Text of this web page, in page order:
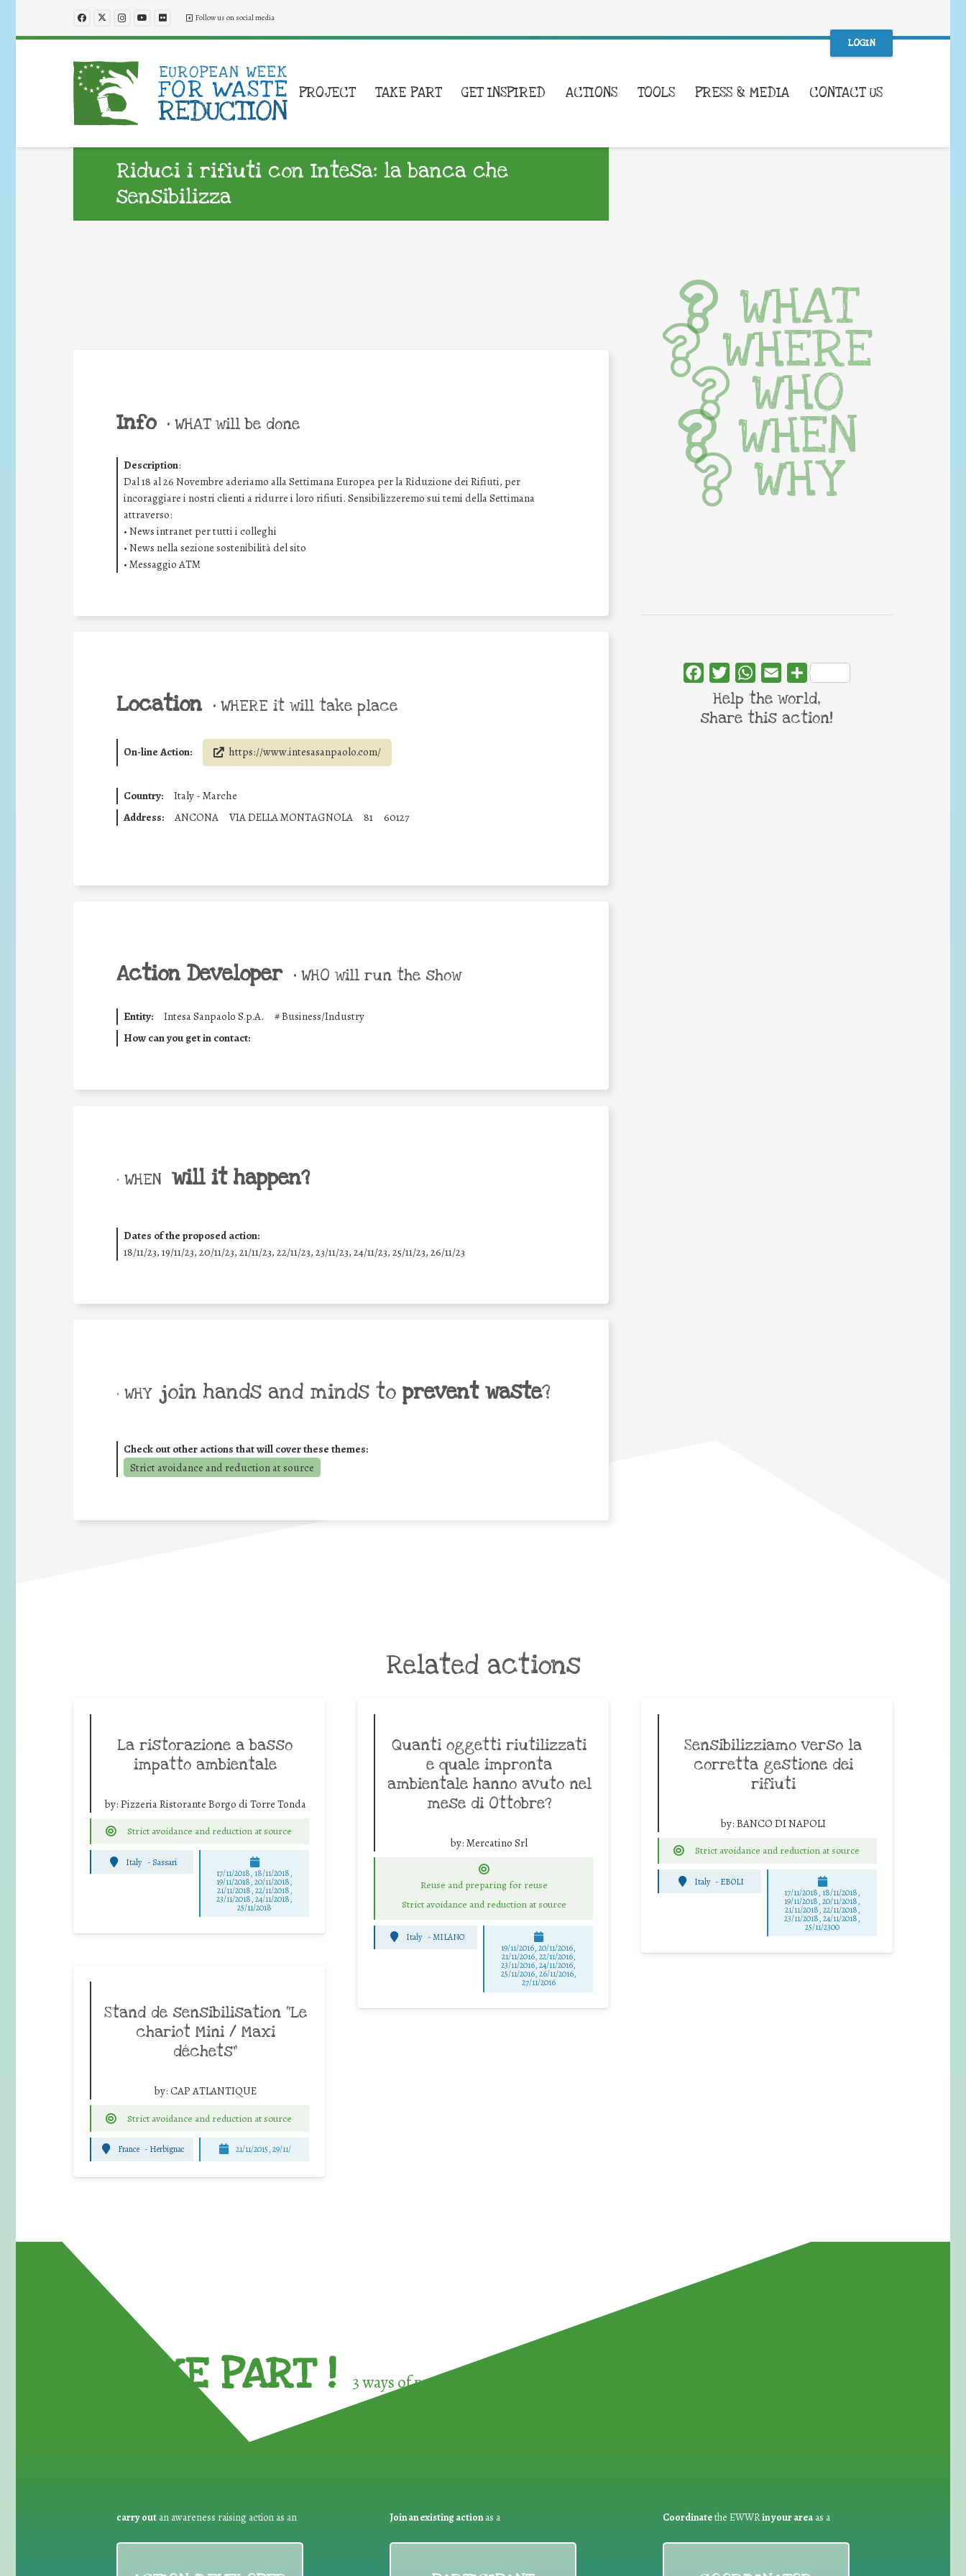
Follow us on social media
LOGIN
PROJECT TAKE PART GET INSPIRED ACTIONS TOOLS PRESS & MEDIA CONTACT US
Riduci i rifiuti con Intesa: la banca che
sensibilizza
Info • WHAT will be done
Description:
Dal 18 al 26 Novembre aderiamo alla Settimana Europea per la Riduzione dei Rifiuti, per
incoraggiare i nostri clienti a ridurre i loro rifiuti. Sensibilizzeremo sui temi della Settimana
attraverso:
• News intranet per tutti i colleghi
• News nella sezione sostenibilità del sito
• Messaggio ATM
Location • WHERE it will take place
On-line Action: https://www.intesasanpaolo.com/
Country:
Italy - Marche
Address:
ANCONA VIA DELLA MONTAGNOLA 81 60127
Action Developer • WHO will run the show
Entity: Intesa Sanpaolo S.p.A. #Business/Industry
How can you get in contact:
• WHEN will it happen?
Dates of the proposed action:
18/11/23, 19/11/23, 20/11/23, 21/11/23, 22/11/23, 23/11/23, 24/11/23, 25/11/23, 26/11/23
• WHY join hands and minds to prevent waste?
Check out other actions that will cover these themes:
Strict avoidance and reduction at source
WHAT
WHERE
WHO
WHEN
WHY
FacebookTwitterWhatsApp
Email Share
Help the world,
share this action!
Related actions
La ristorazione a basso
impatto ambientale
by: Pizzeria Ristorante Borgo di Torre Tonda
Strict avoidance and reduction at source
Italy - Sassari
17/11/2018, 18/11/2018,
19/11/2018, 20/11/2018,
21/11/2018, 22/11/2018,
23/11/2018, 24/11/2018,
25/11/2018
Quanti oggetti riutilizzati
e quale impronta
ambientale hanno avuto nel
mese di Ottobre?
by: Mercatino Srl
Reuse and preparing for reuse
Strict avoidance and reduction at source
Italy -MILANO
19/11/2016, 20/11/2016,
21/11/2016, 22/11/2016,
23/11/2016, 24/11/2016,
25/11/2016, 26/11/2016,
27/11/2016
Sensibilizziamo verso la
corretta gestione dei
rifiuti
by: BANCO DI NAPOLI
Strict avoidance and reduction at source
Italy - EBOLI
17/11/2018, 18/11/2018,
19/11/2018, 20/11/2018,
21/11/2018, 22/11/2018,
23/11/2018, 24/11/2018,
25/11/2300
Stand de sensibilisation “Le
chariot Mini / Maxi
déchets”
by: CAP ATLANTIQUE
Strict avoidance and reduction at source
France - Herbignac 21/11/2015, 29/11/
TAKE PART ! 3 ways of participating in the
carry out an awareness raising action as an Join an existing actionas a Coordinatethe EWWRin your areaas a